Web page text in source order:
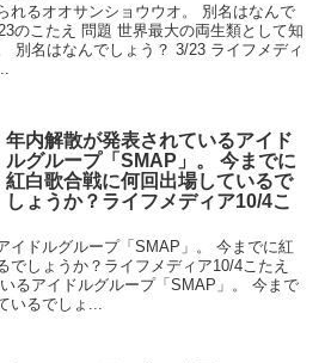
れるオオサンショウウオ。 別名はなんで
のこたえ 問題 世界最大の両生類として知
別名はなんでしょう？ 3/23 ライフメディ
年内解散が発表されているアイド
ルグループ「SMAP」。 今までに
紅白歌合戦に何回出場しているで
しょうか？ライフメディア10/4こ
イドルグループ「SMAP」。 今までに紅
でしょうか？ライフメディア10/4こたえ
るアイドルグループ「SMAP」。 今まで
いるでしょ...